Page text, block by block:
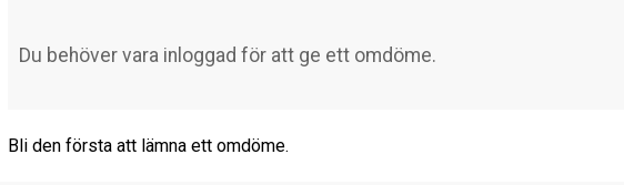
Bli den första att lämna ett omdöme.